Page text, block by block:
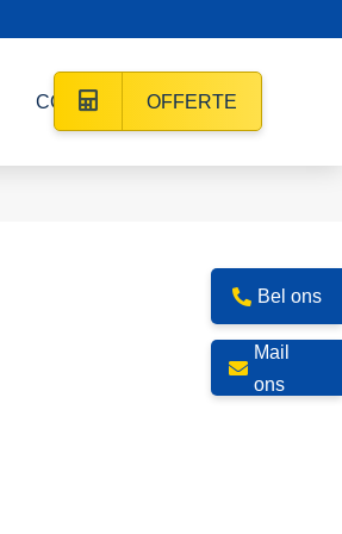
CONTACT OFFERTE
Bel ons
Mail
ons